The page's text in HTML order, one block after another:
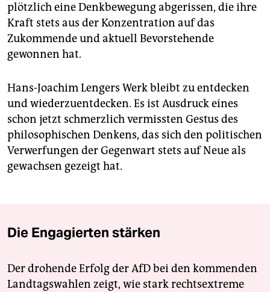
plötzlich eine Denkbewegung abgerissen, die ihre
Kraft stets aus der Konzentration auf das
Zukommende und aktuell Bevorstehende
gewonnen hat.
Hans-Joachim Lengers Werk bleibt zu entdecken
und wiederzuentdecken. Es ist Ausdruck eines
schon jetzt schmerzlich vermissten Gestus des
philosophischen Denkens, das sich den politischen
Verwerfungen der Gegenwart stets auf Neue als
gewachsen gezeigt hat.
Die Engagierten stärken
Der drohende Erfolg der AfD bei den kommenden
Landtagswahlen zeigt, wie stark rechtsextreme